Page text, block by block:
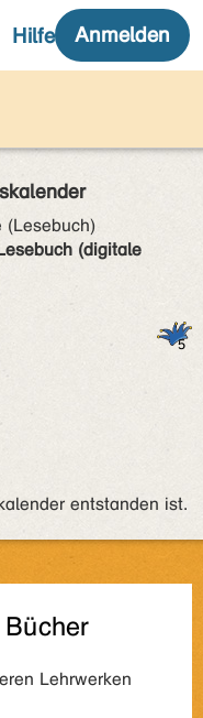
(Lesebuch)
(digitale
entstanden ist.
Lehrwerken